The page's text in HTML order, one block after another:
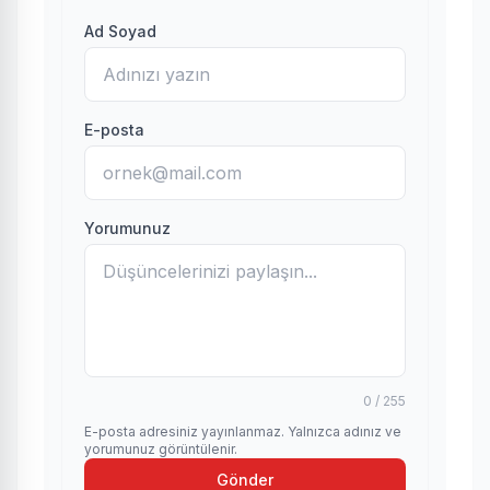
Ad Soyad
E-posta
Yorumunuz
0 / 255
E-posta adresiniz yayınlanmaz. Yalnızca adınız ve
yorumunuz görüntülenir.
Gönder